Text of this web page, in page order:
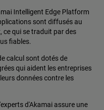
Intelligent Edge Platform
sont diffusés au
ce qui se traduit par des
fiables.
calcul sont dotés de
qui aident les entreprises
données contre les
d'Akamai assure une